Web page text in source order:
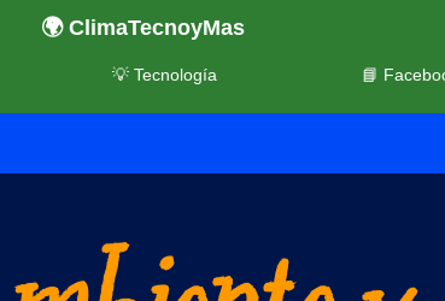
🌍 ClimaTecnoyMas
💡 Tecnología 📘